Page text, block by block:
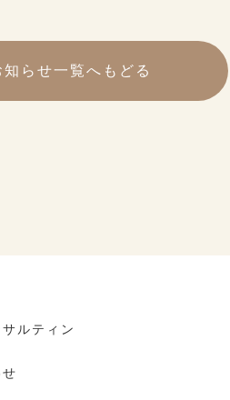
知らせ一覧へもどる
ルティン